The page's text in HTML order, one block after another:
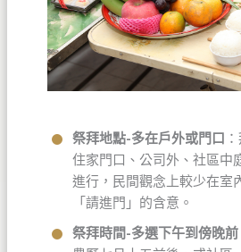
祭拜地點-多在戶外或門口
住家門口、公司外、社區中
進行，民間觀念上較少在室
「請進門」的含意。
祭拜時間-多選下午到傍晚前